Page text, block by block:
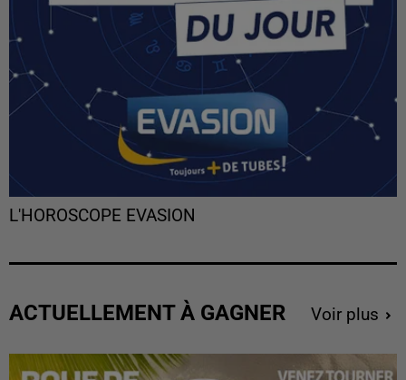
L'HOROSCOPE EVASION
ACTUELLEMENT À GAGNER Voir plus